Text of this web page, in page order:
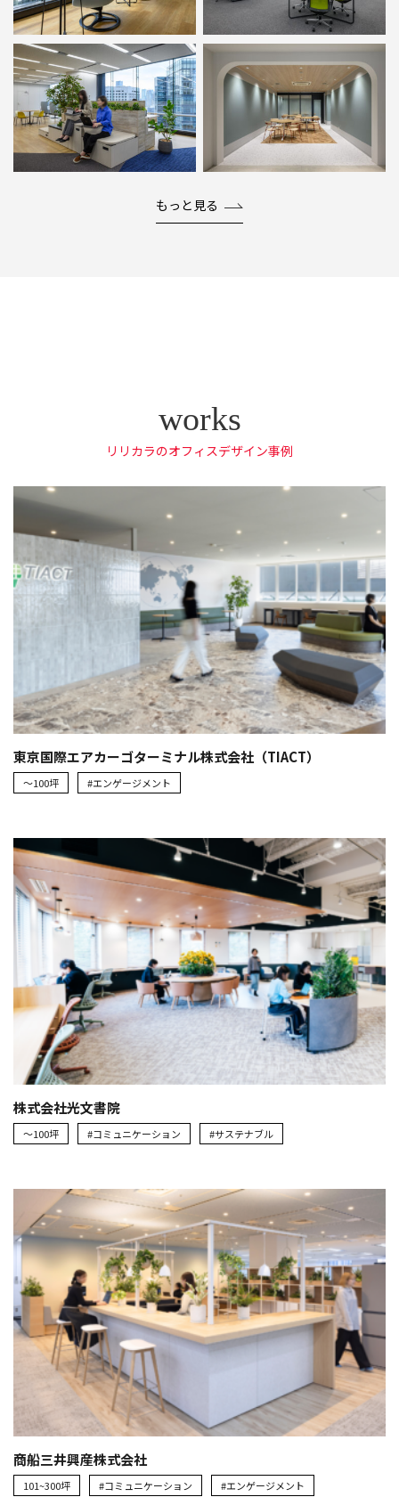
もっと見る
リリカラのオフィスデザイン事例
東京国際エアカーゴターミナル株式会社（TIACT）
～100坪 #エンゲージメント
株式会社光文書院
～100坪 #コミュニケーション #サステナブル
商船三井興産株式会社
101~300坪 #コミュニケーション #エンゲージメント